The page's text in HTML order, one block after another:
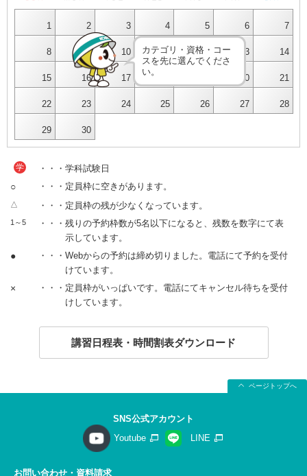
1 2 3 4 5 6 7
8 9 10 11 12 13 14
15 16 17 20 21
22 23 24 25 26 27 28
29 30
カテゴリ・資格・コー
スを先に選んでくださ
い。
学 ・・・学科試験日
○ ・・・定員枠に空きがあります。
△ ・・・定員枠の残が少なくなっています。
1～5
・・・残りの予約枠数が5名以下になると、残数を数字にて表
示しています。
●
・・・Webからの予約は締め切りました。電話にて予約を受付
けています。
×
・・・定員枠がいっぱいです。電話にてキャンセル待ちを受付
けしています。
講習日程表・時間割表ダウンロード
ページトップへ
SNS公式アカウント
Youtube
LINE
お問い合わせ・資料請求